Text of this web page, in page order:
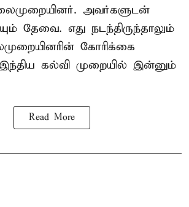
அவர்களுடன்
தேவை. எது நடந்திருந்தாலும்
கோரிக்கை
இந்திய கல்வி முறையில் இன்னும்
Read More